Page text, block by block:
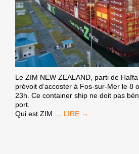
Le ZIM NEW ZEALAND, parti de
prévoit d’accoster à Fos-sur-Mer le 8
23h. Ce container ship ne doit pas
port.
Qui est ZIM … LA